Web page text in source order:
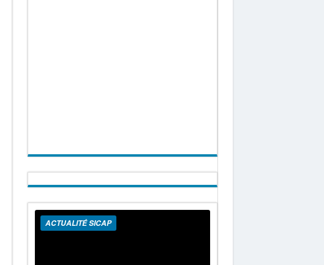
ACTUALITÉ SICAP